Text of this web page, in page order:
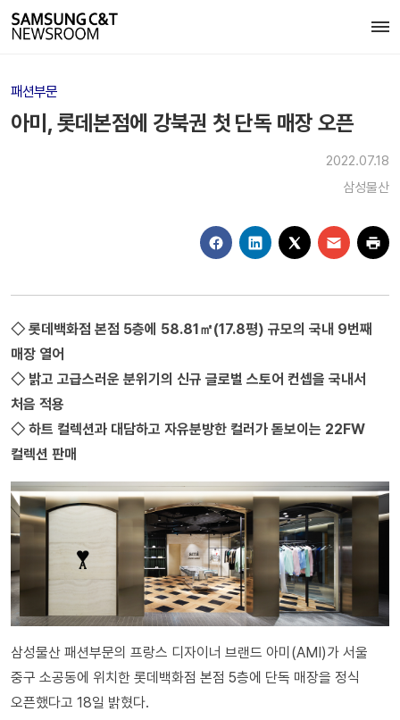
패션부문
아미, 롯데본점에 강북권 첫 단독 매장 오픈
2022.07.18
삼성물산
◇ 롯데백화점 본점 5층에 58.81㎡(17.8평) 규모의 국내 9번째
매장 열어
◇ 밝고 고급스러운 분위기의 신규 글로벌 스토어 컨셉을 국내서
처음 적용
◇ 하트 컬렉션과 대담하고 자유분방한 컬러가 돋보이는 22FW
컬렉션 판매
삼성물산 패션부문의 프랑스 디자이너 브랜드 아미(AMI)가 서울
중구 소공동에 위치한 롯데백화점 본점 5층에 단독 매장을 정식
오픈했다고 18일 밝혔다.